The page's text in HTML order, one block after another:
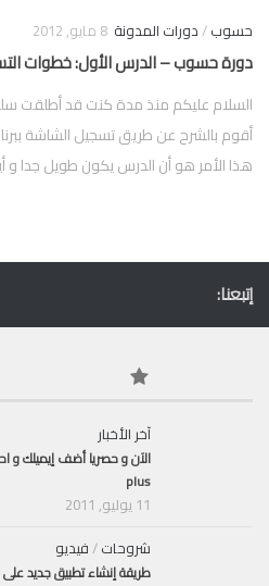
حسوب/دورات المدونة 8 مايو, 2012
دورة حسوب – الدرس الأول: خطوات
السلام عليكم منذ مدة كنت قد أطلقت
هذا الأمر هو أن الدرس يكون طويل جدا و
إتبعنا:
آخر الأخبار
plus
شروحات/فيديو
طريقة إنشاء تطبيق جديد على